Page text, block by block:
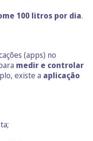
100 litros por dia.
(apps) no
medir e controlar
existe a aplicação